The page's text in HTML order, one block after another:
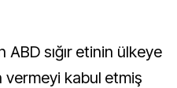
sığır etinin ülkeye
kabul etmiş